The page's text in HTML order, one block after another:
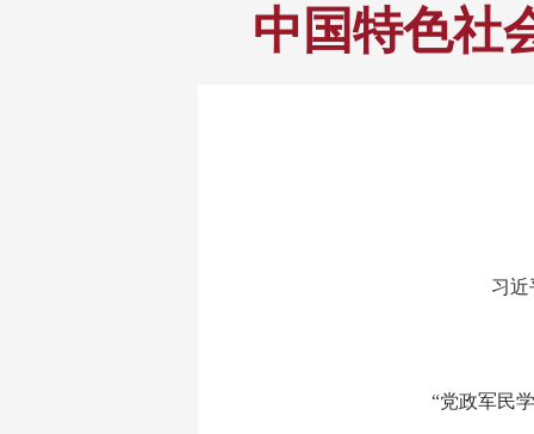
中国特色社
习近
“党政军民